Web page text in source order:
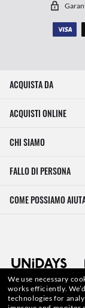
ACQUISTA DA
ACQUISTI ONLINE
CHI SIAMO
FALLO DI PERSONA
COME POSSIAMO
We use necessary
works efficiently.
technologies for